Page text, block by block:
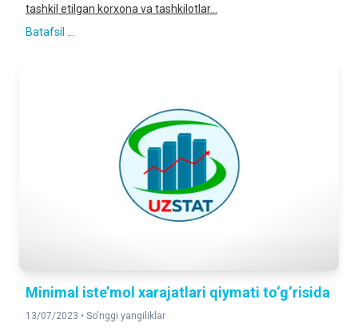
tashkil etilgan korxona va tashkilotlar...
Batafsil ...
Minimal iste’mol xarajatlari qiymati to‘g‘risida
13/07/2023 • So'nggi yangiliklar